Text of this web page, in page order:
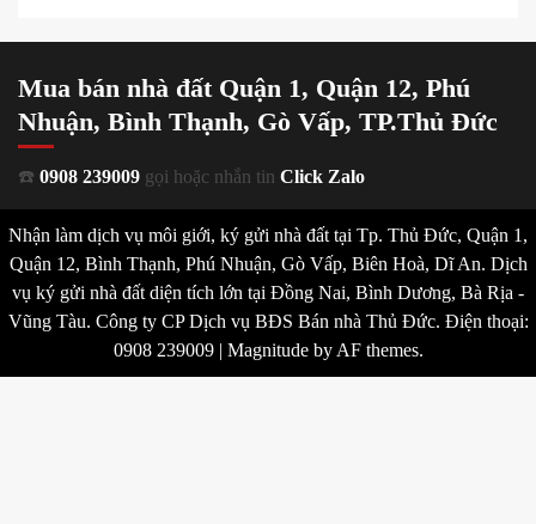
Mua bán nhà đất Quận 1, Quận 12, Phú
Nhuận, Bình Thạnh, Gò Vấp, TP.Thủ Đức
☎️ 0908 239009 gọi hoặc nhắn tin Click Zalo
Nhận làm dịch vụ môi giới, ký gửi nhà đất tại Tp. Thủ Đức, Quận 1,
Quận 12, Bình Thạnh, Phú Nhuận, Gò Vấp, Biên Hoà, Dĩ An. Dịch
vụ ký gửi nhà đất diện tích lớn tại Đồng Nai, Bình Dương, Bà Rịa -
Vũng Tàu. Công ty CP Dịch vụ BĐS Bán nhà Thủ Đức. Điện thoại:
0908 239009 | Magnitudeby AF themes.